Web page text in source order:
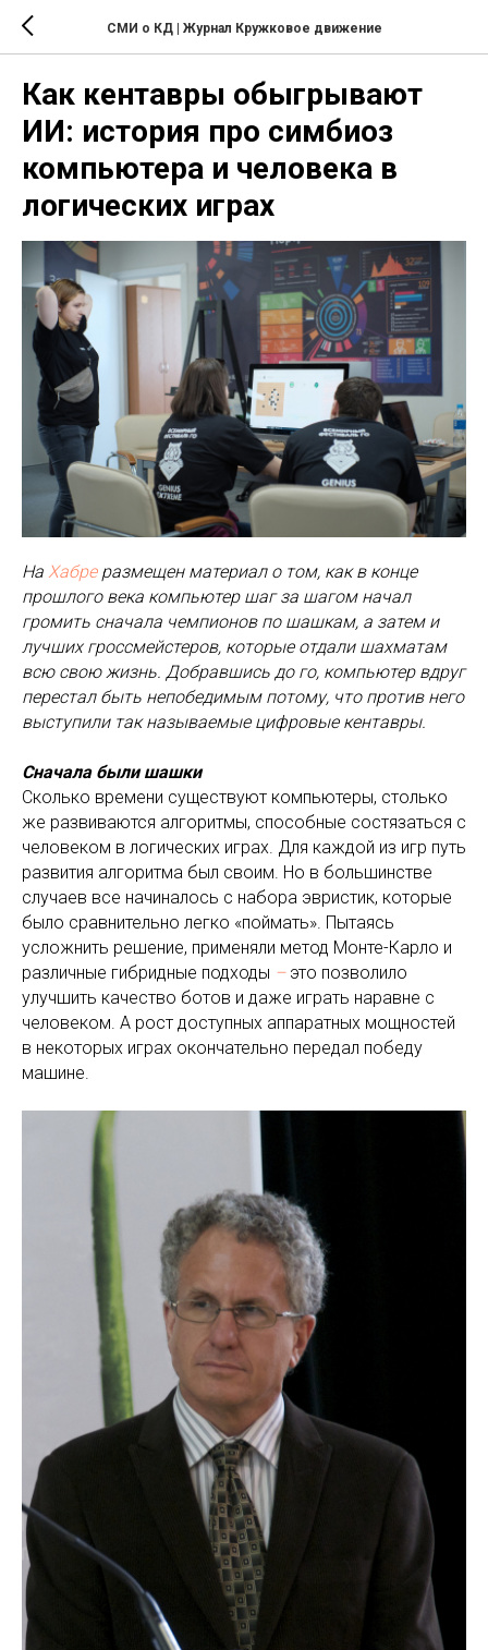
СМИ о КД | Журнал Кружковое движение
Как кентавры обыгрывают
ИИ: история про симбиоз
компьютера и человека в
логических играх
На Хабреразмещен материал о том, как в конце
прошлого века компьютер шаг за шагом начал
громить сначала чемпионов по шашкам, а затем и
лучших гроссмейстеров, которые отдали шахматам
всю свою жизнь. Добравшись до го, компьютер вдруг
перестал быть непобедимым потому, что против него
выступили так называемые цифровые кентавры.
Сначала были шашки
Сколько времени существуют компьютеры, столько
же развиваются алгоритмы, способные состязаться с
человеком в логических играх. Для каждой из игр путь
развития алгоритма был своим. Но в большинстве
случаев все начиналось с набора эвристик, которые
было сравнительно легко «поймать». Пытаясь
усложнить решение, применяли метод Монте-Карло и
различные гибридные подходы –это позволило
улучшить качество ботов и даже играть наравне с
человеком. А рост доступных аппаратных мощностей
в некоторых играх окончательно передал победу
машине.